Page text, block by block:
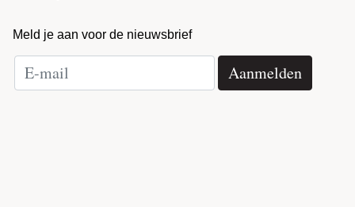
Meld je aan voor de nieuwsbrief